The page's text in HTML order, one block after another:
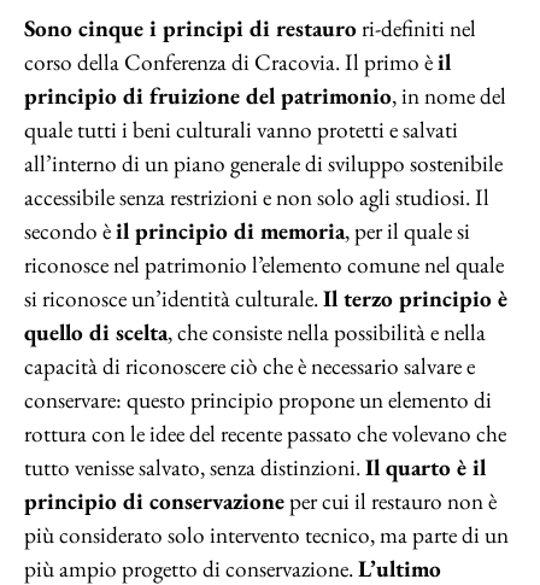
Sono cinque i principi di restaurori-definiti nel
corso della Conferenza di Cracovia. Il primo èil
principio di fruizione del patrimonio, in nome del
quale tutti i beni culturali vanno protetti e salvati
all’interno di un piano generale di sviluppo sostenibile
accessibile senza restrizioni e non solo agli studiosi. Il
secondo èil principio di memoria, per il quale si
riconosce nel patrimonio l’elemento comune nel quale
si riconosce un’identità culturale.Il terzo principio è
quello di scelta, che consiste nella possibilità e nella
capacità di riconoscere ciò che è necessario salvare e
conservare: questo principio propone un elemento di
rottura con le idee del recente passato che volevano che
tutto venisse salvato, senza distinzioni.Il quarto è il
principio di conservazioneper cui il restauro non è
più considerato solo intervento tecnico, ma parte di un
più ampio progetto di conservazione.L’ultimo